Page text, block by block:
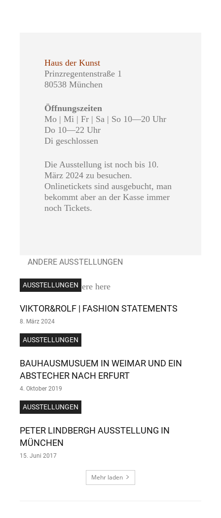
Haus der Kunst
Prinzregentenstraße 1
80538 München
Öffnungszeiten
Mo | Mi | Fr | Sa | So 10—20 Uhr
Do 10—22 Uhr
Di geschlossen
Die Ausstellung ist noch bis 10.
März 2024 zu besuchen.
Onlinetickets sind ausgebucht, man
bekommt aber an der Kasse immer
noch Tickets.
ANDERE AUSSTELLUNGEN
AUSSTELLUNGEN
VIKTOR&ROLF | FASHION STATEMENTS
8. März 2024
AUSSTELLUNGEN
BAUHAUSMUSUEM IN WEIMAR UND EIN
ABSTECHER NACH ERFURT
4. Oktober 2019
AUSSTELLUNGEN
PETER LINDBERGH AUSSTELLUNG IN
MÜNCHEN
15. Juni 2017
Mehr laden